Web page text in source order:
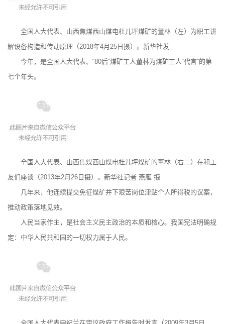
全国人大代表、山西焦煤西山煤电杜儿坪煤矿的董林（左）为职工讲
解设备构造和传动原理（2018年4月25日摄）。新华社发
今年，是全国人大代表、“80后”煤矿工人董林为煤矿工人“代言”的第
七个年头。
全国人大代表、山西焦煤西山煤电杜儿坪煤矿的董林（右二）在和工
友们座谈（2013年2月26日摄）。新华社记者 燕雁 摄
几年来，他连续提交免征煤矿井下艰苦岗位津贴个人所得税的议案，
推动政策落地见效。
人民当家作主，是社会主义民主政治的本质和核心。我国宪法明确规
定：中华人民共和国的一切权力属于人民。